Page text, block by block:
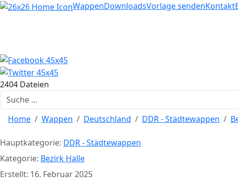
Home
WappenDownloadsVorlage sendenKontakt
2404 Dateien
Suchen
Home Wappen Deutschland DDR - Städtewappen
Hauptkategorie: DDR - Städtewappen
Kategorie: Bezirk Halle
Erstellt: 16. Februar 2025